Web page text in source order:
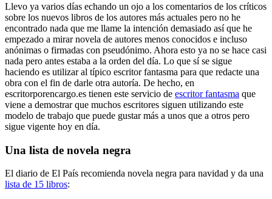
Llevo ya varios días echando un ojo a los comentarios de los críticos
sobre los nuevos libros de los autores más actuales pero no he
encontrado nada que me llame la intención demasiado así que he
empezado a mirar novela de autores menos conocidos e incluso
anónimas o firmadas con pseudónimo. Ahora esto ya no se hace casi
nada pero antes estaba a la orden del día. Lo que sí se sigue
haciendo es utilizar al típico escritor fantasma para que redacte una
obra con el fin de darle otra autoría. De hecho, en
escritorporencargo.es tienen este servicio de escritor fantasma que
viene a demostrar que muchos escritores siguen utilizando este
modelo de trabajo que puede gustar más a unos que a otros pero
sigue vigente hoy en día.
Una lista de novela negra
El diario de El País recomienda novela negra para navidad y da una
lista de 15 libros: